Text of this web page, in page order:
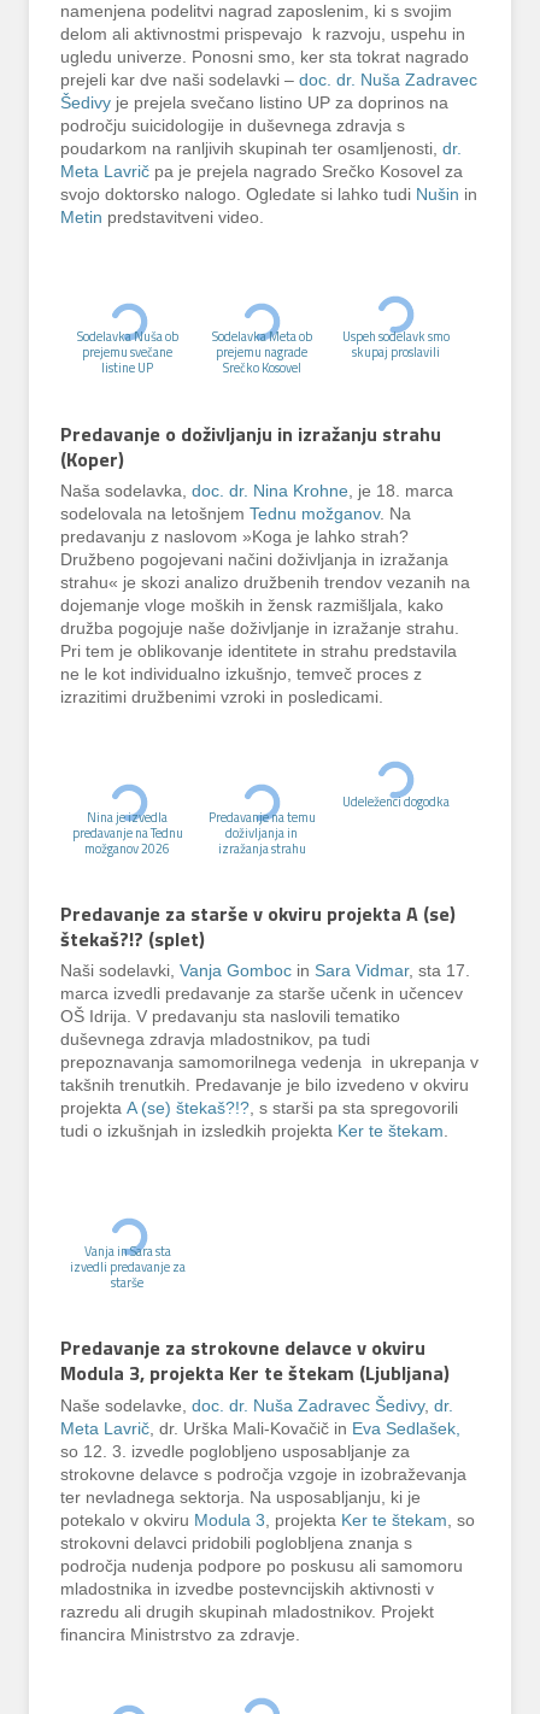
namenjena podelitvi nagrad zaposlenim, ki s svojim
delom ali aktivnostmi prispevajo k razvoju, uspehu in
ugledu univerze. Ponosni smo, ker sta tokrat nagrado
prejeli kar dve naši sodelavki –doc. dr. Nuša Zadravec
Šedivy je prejela svečano listino UP za doprinos na
področju suicidologije in duševnega zdravja s
poudarkom na ranljivih skupinah ter osamljenosti,dr.
Meta Lavrič pa je prejela nagrado Srečko Kosovel za
svojo doktorsko nalogo. Ogledate si lahko tudi Nušin in
Metin predstavitveni video.
Sodelavka Nuša ob
prejemu svečane
listine UP
Sodelavka Meta ob
prejemu nagrade
Srečko Kosovel
Uspeh sodelavk smo
skupaj proslavili
Predavanje o doživljanju in izražanju strahu
(Koper)
Naša sodelavka,doc. dr. Nina Krohne, je 18. marca
sodelovala na letošnjemTednu možganov. Na
predavanju z naslovom »Koga je lahko strah?
Družbeno pogojevani načini doživljanja in izražanja
strahu« je skozi analizo družbenih trendov vezanih na
dojemanje vloge moških in žensk razmišljala, kako
družba pogojuje naše doživljanje in izražanje strahu.
Pri tem je oblikovanje identitete in strahu predstavila
ne le kot individualno izkušnjo, temveč proces z
izrazitimi družbenimi vzroki in posledicami.
Nina je izvedla
predavanje na Tednu
možganov 2026
Predavanje na temu
doživljanja in
izražanja strahu
Udeleženci dogodka
Predavanje za starše v okviru projekta A (se)
štekaš?!? (splet)
Naši sodelavki,Vanja Gomboc in Sara Vidmar, sta 17.
marca izvedli predavanje za starše učenk in učencev
OŠ Idrija. V predavanju sta naslovili tematiko
duševnega zdravja mladostnikov, pa tudi
prepoznavanja samomorilnega vedenja in ukrepanja v
takšnih trenutkih. Predavanje je bilo izvedeno v okviru
projektaA (se) štekaš?!?, s starši pa sta spregovorili
tudi o izkušnjah in izsledkih projekta Ker te štekam.
Vanja in Sara sta
izvedli predavanje za
starše
Predavanje za strokovne delavce v okviru
Modula 3, projekta Ker te štekam (Ljubljana)
Naše sodelavke,doc. dr. Nuša Zadravec Šedivy, dr.
Meta Lavrič , dr. Urška Mali-Kovačič in Eva Sedlašek,
so 12. 3. izvedle poglobljeno usposabljanje za
strokovne delavce s področja vzgoje in izobraževanja
ter nevladnega sektorja. Na usposabljanju, ki je
potekalo v okviru Modula 3 , projekta Ker te štekam , so
strokovni delavci pridobili poglobljena znanja s
področja nudenja podpore po poskusu ali samomoru
mladostnika in izvedbe postevncijskih aktivnosti v
razredu ali drugih skupinah mladostnikov. Projekt
financira Ministrstvo za zdravje.